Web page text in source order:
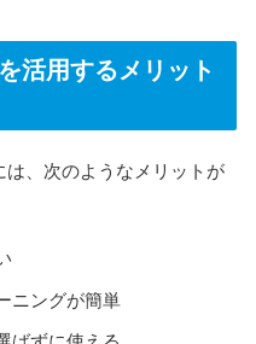
活用するメリット
、次のようなメリットが
ニングが簡単